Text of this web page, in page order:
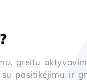
greitu
pasitikėjimu ir